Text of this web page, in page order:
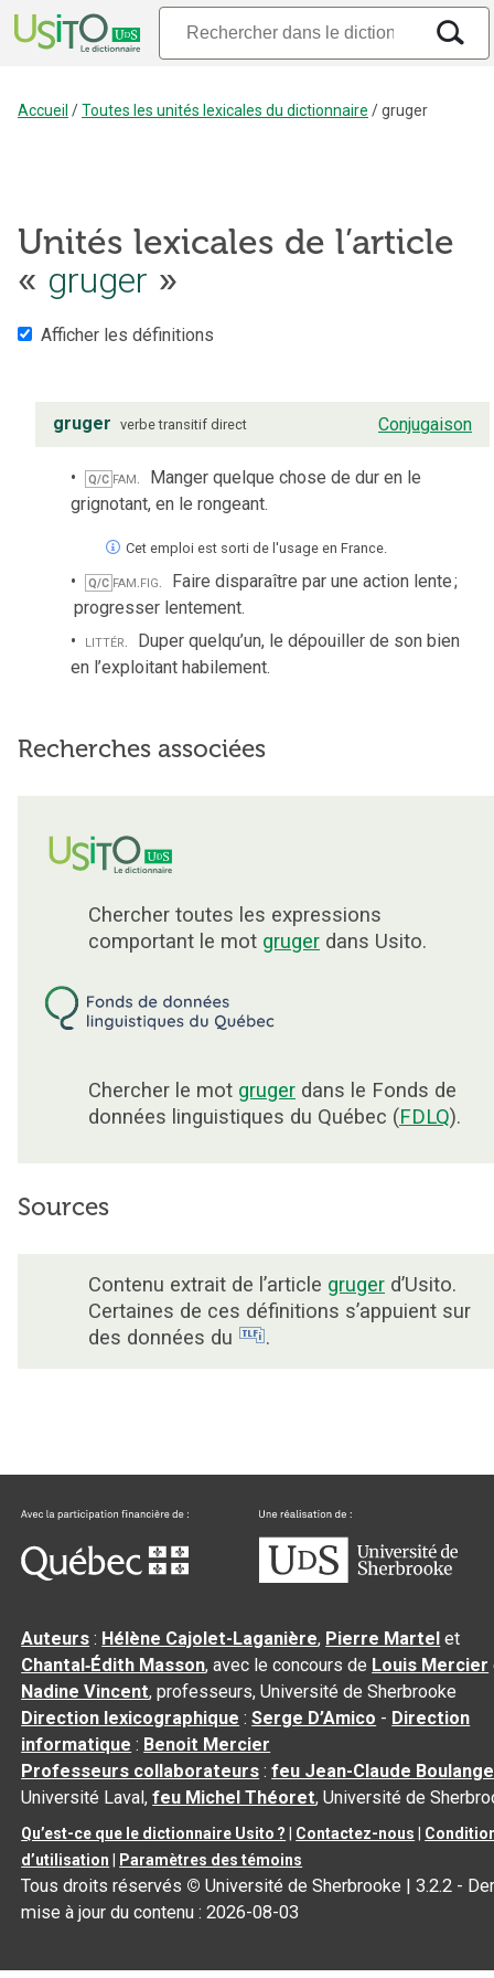
Accueil /Toutes les unités lexicales du dictionnaire /gruger
Unités lexicales de l’article
« gruger »
Afficher les définitions
gruger verbe transitif direct Conjugaison
Q/C fam. Manger quelque chose de dur en le
grignotant, en le rongeant.
Cet emploi est sorti de l'usage en France.
Q/C fam.fig. Faire disparaître par une action lente;
progresser lentement.
littér. Duper quelqu’un, le dépouiller de son bien
en l’exploitant habilement.
Recherches associées
Chercher toutes les expressions
comportant le mot gruger dans Usito.
Chercher le mot gruger dans le Fonds de
données linguistiques du Québec (FDLQ).
Sources
Contenu extrait de l’article gruger d’Usito.
Certaines de ces définitions s’appuient sur
des données du
.
Auteurs : Hélène Cajolet-Laganière, Pierre Martel et
Chantal‑Édith Masson, avec le concours de Louis Mercier
Nadine Vincent, professeurs, Université de Sherbrooke
Direction lexicographique :Serge D’Amico - Direction
informatique : Benoit Mercier
Professeurs collaborateurs :feu Jean-Claude
Université Laval,feu Michel Théoret, Université de
Qu’est-ce que le dictionnaire Usito ? Contactez-nous
d’utilisation
Paramètres des témoins
Tous droits réservés © Université de Sherbrooke |3.2.2 -
mise à jour du contenu :2026-08-03